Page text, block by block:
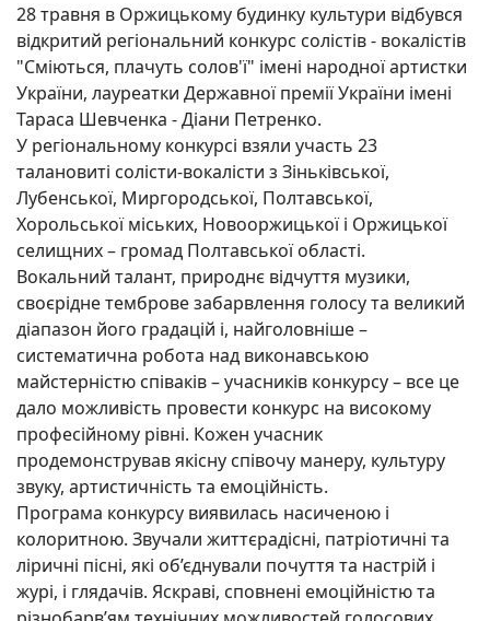
28 травня в Оржицькому будинку культури відбувся
відкритий регіональний конкурс солістів - вокалістів
"Сміються, плачуть солов'ї" імені народної артистки
України, лауреатки Державної премії України імені
Тараса Шевченка - Діани Петренко.
У регіональному конкурсі взяли участь 23
талановиті солісти-вокалісти з Зіньківської,
Лубенської, Миргородської, Полтавської,
Хорольської міських, Новооржицької і Оржицької
селищних – громад Полтавської області.
Вокальний талант, природнє відчуття музики,
своєрідне темброве забарвлення голосу та великий
діапазон його градацій і, найголовніше –
систематична робота над виконавською
майстерністю співаків – учасників конкурсу – все це
дало можливість провести конкурс на високому
професійному рівні. Кожен учасник
продемонстрував якісну співочу манеру, культуру
звуку, артистичність та емоційність.
Програма конкурсу виявилась насиченою і
колоритною. Звучали життєрадісні, патріотичні та
ліричні пісні, які об’єднували почуття та настрій і
журі, і глядачів. Яскраві, сповнені емоційністю та